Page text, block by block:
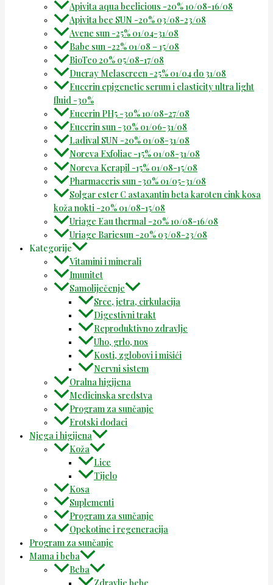
Apivita aqua beelicious -20% 10/08-16/08
Apivita bee SUN -20% 03/08-23/08
Avene sun -25% 01/04-31/08
Babe sun -22% 01/08 – 15/08
BioTeo 20% 05/08-17/08
Ducray Melascreen -25% 01/04 do 31/08
Eucerin epigenetic serum i elasticity ultra light
fluid -30%
Eucerin PH5 -30% 10/08-27/08
Eucerin sun -30% 01/06-31/08
Ladival SUN -20% 01/08-31/08
Noreva Exfoliac -15% 01/08-31/08
Noreva Kerapil -15% 01/08-15/08
Pharmaceris sun -30% 01/05-31/08
Solgar ester C astaxantin beta karoten cink kosa
koža nokti -20% 01/08-15/08
Uriage Eau thermal -20% 10/08-16/08
Uriage Bariesun -20% 03/08-23/08
Kategorije
Vitamini i minerali
Imunitet
Samoliječenje
Srce, jetra, cirkulacija
Digestivni trakt
Reproduktivno zdravlje
Uho, grlo, nos
Kosti, zglobovi i mišići
Nervni sistem
Oralna higijena
Medicinska sredstva
Program za sunčanje
Erotski dodaci
Njega i higijena
Koža
Lice
Tijelo
Kosa
Suplementi
Program za sunčanje
Opekotine i regeneracija
Program za sunčanje
Mama i beba
Beba